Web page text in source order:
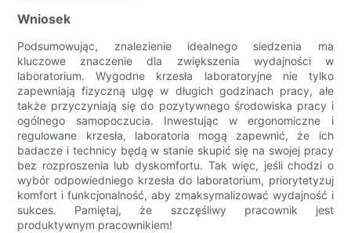
Wniosek
Podsumowując, znalezienie idealnego siedzenia ma
kluczowe znaczenie dla zwiększenia wydajności w
laboratorium. Wygodne krzesła laboratoryjne nie tylko
zapewniają fizyczną ulgę w długich godzinach pracy, ale
także przyczyniają się do pozytywnego środowiska pracy i
ogólnego samopoczucia. Inwestując w ergonomiczne i
regulowane krzesła, laboratoria mogą zapewnić, że ich
badacze i technicy będą w stanie skupić się na swojej pracy
bez rozproszenia lub dyskomfortu. Tak więc, jeśli chodzi o
wybór odpowiedniego krzesła do laboratorium, priorytetyzuj
komfort i funkcjonalność, aby zmaksymalizować wydajność i
sukces. Pamiętaj, że szczęśliwy pracownik jest
produktywnym pracownikiem!